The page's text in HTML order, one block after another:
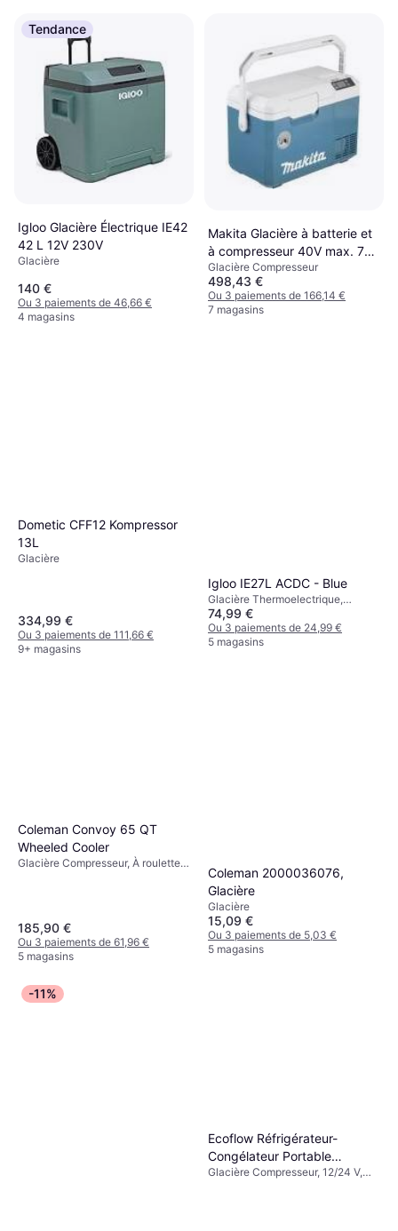
Tendance
Igloo Glacière Électrique IE42
42 L 12V 230V
Glacière
140 €
Ou 3 paiements de 46,66 €
4 magasins
Makita Glacière à batterie et
à compresseur 40V max. 7
litres (sans batterie, sans
chargeur)
Glacière Compresseur
498,43 €
Ou 3 paiements de 166,14 €
7 magasins
Dometic CFF12 Kompressor
13L
Glacière
334,99 €
Ou 3 paiements de 111,66 €
9+ magasins
Igloo IE27L ACDC - Blue
Glacière Thermoelectrique,
12/230 V, Polypropylène,
Plastique
74,99 €
Ou 3 paiements de 24,99 €
5 magasins
Coleman Convoy 65 QT
Wheeled Cooler
Glacière Compresseur, À roulettes,
185,90 €
Ou 3 paiements de 61,96 €
5 magasins
Coleman 2000036076,
Glacière
Glacière
15,09 €
Ou 3 paiements de 5,03 €
5 magasins
-11%
Ecoflow Réfrigérateur-
Congélateur Portable
GLACIER Classic
Glacière Compresseur, 12/24 V,